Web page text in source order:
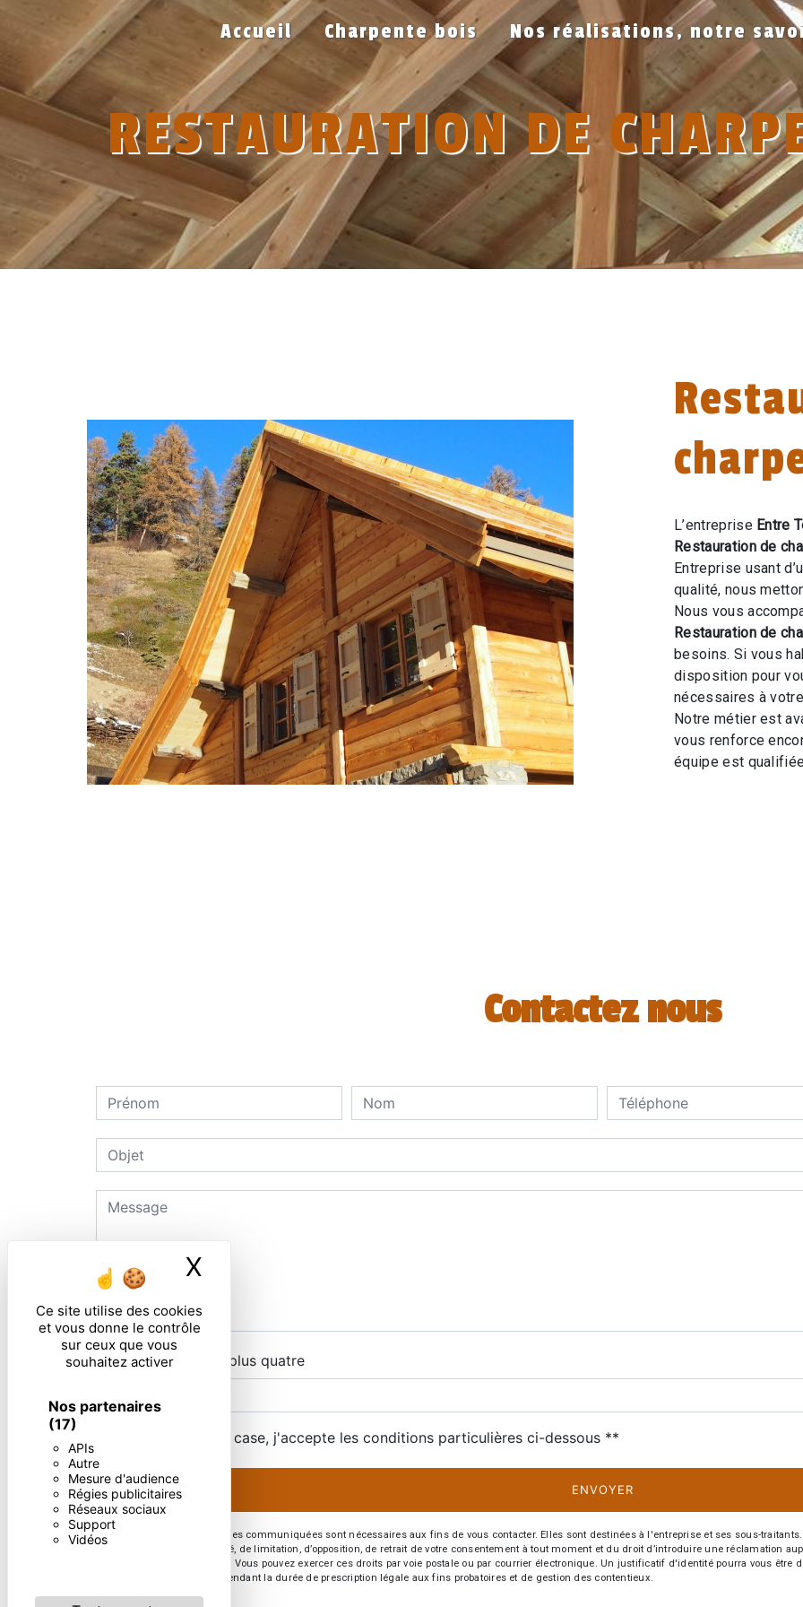
Panneau de gestion des cookies
Ce site utilise des cookies
et vous donne le contrôle
sur ceux que vous
souhaitez activer
Nos partenaires
(17)
APIs
Autre
Mesure d'audience
Régies publicitaires
Réseaux sociaux
Support
Vidéos
X
Accueil Charpente bois Nos réalisations, notre
RESTAURATION DE
L’entreprise Entre
Restauration de
Entreprise usant
qualité, nous
Nous vous
Restauration de
besoins. Si vous
disposition pour
nécessaires à
Notre métier est
vous renforce
équipe est
Contactez nous
Combien font trois plus quatre
En cochant cette case, j'accepte les conditions particulières ci-dessous **
ENVOYER
** Les données personnelles communiquées sont nécessaires aux fins de vous contacter. Elles sont destinées à l'entreprise et ses sous-
d’effacement, de portabilité, de limitation, d’opposition, de retrait de votre consentement à tout moment et du droit d’introduire une réclamation
vos données post-mortem. Vous pouvez exercer ces droits par voie postale ou par courrier électronique. Un justificatif d'identité pourra vous être
de prise de contact puis pendant la durée de prescription légale aux fins probatoires et de gestion des contentieux.